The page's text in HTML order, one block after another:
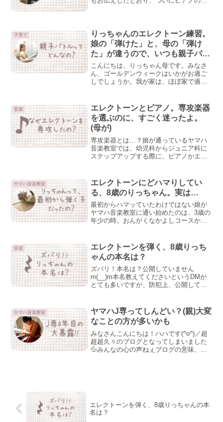
でビビり散らかし...
子育て
りっちゃんのエレクトーン練習。
娘の「弾けた」と、母の「弾け
た」が違うので、いつも親子バト
ルになりがち。
こんにちは、りっちゃん母です。みなさ
ん、ゴールデンウィークはいかがお過ご
しでしょうか。我が家は、ほぼ家で過ご
に公園行ったりもしています。もちろ
ん、練習もしています。して...
音楽
エレクトーンとピアノ。専攻楽器
を選ぶのに、すごく迷ったよ。
(母が)
専攻楽器とは…？娘が通っているヤマハ
音楽教室では、幼児科からジュニア科に
ステップアップする際に、ピアノかエレ
ちゃん母幼児科の時は決まってないよ！
レッスンはエレクトーン使...
ヤマハ音楽教室
エレクトーンにどハマりしてい
る、8歳のりっちゃん。実は…
最初からハマッていたわけではない娘が
ヤマハ音楽教室に通い始めたのは、3歳の
年少の時。おんがくなかよしコースから
好きな3歳。イメージを広げながら音楽と
ふれあい豊かな表現力...
音楽
エレクトーンを弾く、8歳りっち
ゃんの本名は？
ズバリ！本名は？公開していません
m(__)m本名教えてくださいというDMが
とても多いですが、防犯上、公開してい
の声このサイトがritchanだから、もし
や”りとちゃ...
ヤマハ音楽教室
ヤマハJ専ってしんどい？(親)大変
なことの方が多いかも
みなさんこんにちは！ハハです(^o^)／超
超超久々のブログとなってしまいました
💦みんなの心の声ねぇブログの意味、あ
エレクトーンを弾く、8歳りっちゃんの本
名は？